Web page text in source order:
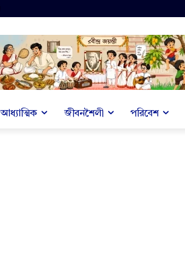
আধ্যাত্মিক জীবনশৈলী পরিবেশ